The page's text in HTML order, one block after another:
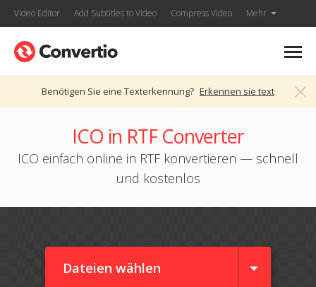
Video Editor Add Subtitles to Video Compress Video Mehr
Benötigen Sie eine Texterkennung? Erkennen sie text
ICO in RTF Converter
ICO einfach online in RTF konvertieren — schnell
und kostenlos
Dateien wählen